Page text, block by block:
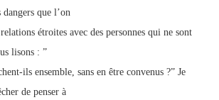
que l’on
étroites avec des personnes qui ne sont
lisons : ”
ils ensemble, sans en être convenus ?” Je
de penser à